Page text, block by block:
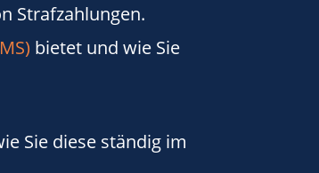
Strafzahlungen.
bietet und wie Sie
Sie diese ständig im